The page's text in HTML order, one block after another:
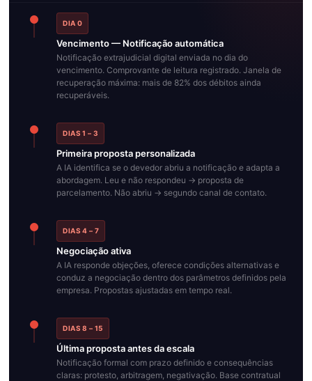
DIA 0
Vencimento — Notificação automática
Notificação extrajudicial digital enviada no dia do
vencimento. Comprovante de leitura registrado. Janela de
recuperação máxima: mais de 82% dos débitos ainda
recuperáveis.
DIAS 1 – 3
Primeira proposta personalizada
A IA identifica se o devedor abriu a notificação e adapta a
abordagem. Leu e não respondeu → proposta de
parcelamento. Não abriu → segundo canal de contato.
DIAS 4 – 7
Negociação ativa
A IA responde objeções, oferece condições alternativas e
conduz a negociação dentro dos parâmetros definidos pela
empresa. Propostas ajustadas em tempo real.
DIAS 8 – 15
Última proposta antes da escala
Notificação formal com prazo definido e consequências
claras: protesto, arbitragem, negativação. Base contratual